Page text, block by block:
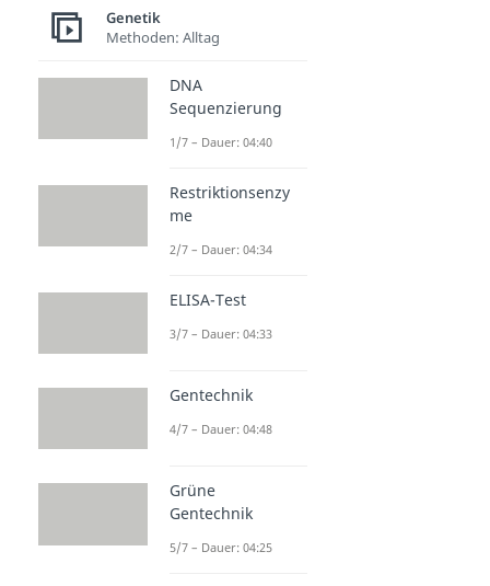
Genetik
Methoden: Alltag
DNA
Sequenzierung
1/7 – Dauer: 04:40
Restriktionsenzy
me
2/7 – Dauer: 04:34
ELISA-Test
3/7 – Dauer: 04:33
Gentechnik
4/7 – Dauer: 04:48
Grüne
Gentechnik
5/7 – Dauer: 04:25